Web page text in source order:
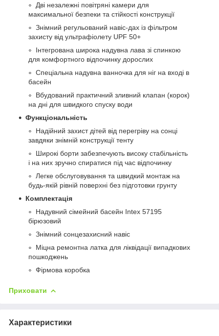
Дві незалежні повітряні камери для
максимальної безпеки та стійкості конструкції
Знімний регульований навіс-дах із фільтром
захисту від ультрафіолету UPF 50+
Інтегрована широка надувна лава зі спинкою
для комфортного відпочинку дорослих
Спеціальна надувна ванночка для ніг на вході в
басейн
Вбудований практичний зливний клапан (корок)
на дні для швидкого спуску води
Функціональність
Надійний захист дітей від перегріву на сонці
завдяки знімній конструкції тенту
Широкі борти забезпечують високу стабільність
і на них зручно спиратися під час відпочинку
Легке обслуговування та швидкий монтаж на
будь-якій рівній поверхні без підготовки грунту
Комплектація
Надувний сімейний басейн Intex 57195
бірюзовий
Знімний сонцезахисний навіс
Міцна ремонтна латка для ліквідації випадкових
пошкоджень
Фірмова коробка
Приховати
Характеристики